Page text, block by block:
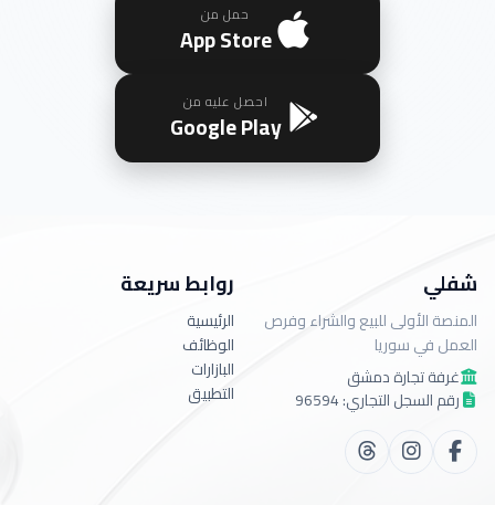
حمل من
App Store
احصل عليه من
Google Play
شفلي
المنصة الأولى للبيع والشراء وفرص
العمل في سوريا
غرفة تجارة دمشق
رقم السجل التجاري: 96594
روابط سريعة
الرئيسية
الوظائف
البازارات
التطبيق